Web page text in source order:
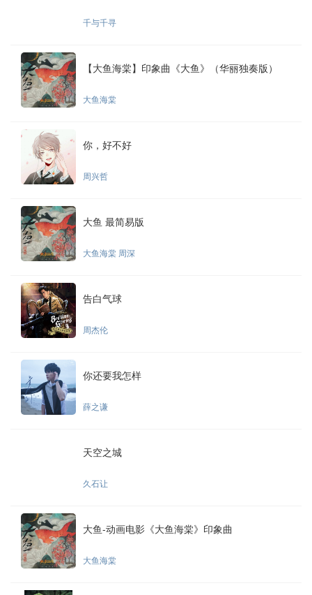
千与千寻
【大鱼海棠】印象曲《大鱼》（华丽独奏版）
大鱼海棠
你，好不好
周兴哲
大鱼 最简易版
大鱼海棠 周深
告白气球
周杰伦
你还要我怎样
薛之谦
天空之城
久石让
大鱼-动画电影《大鱼海棠》印象曲
大鱼海棠